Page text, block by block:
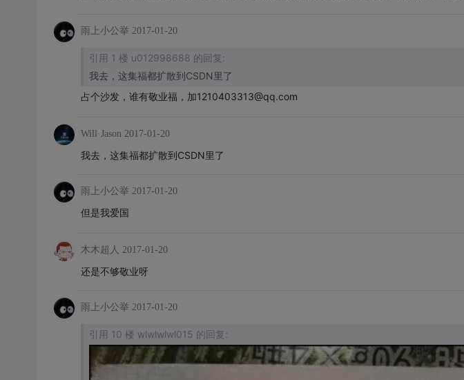
雨上小公举 2017-01-20
引用 1 楼 u012998688 的回复:
我去，这集福都扩散到CSDN里了
占个沙发，谁有敬业福，加1210403313@qq.com
Will·Jason 2017-01-20
我去，这集福都扩散到CSDN里了
雨上小公举 2017-01-20
但是我爱国
木木超人 2017-01-20
还是不够敬业呀
雨上小公举 2017-01-20
引用 10 楼 wlwlwlwl015 的回复: